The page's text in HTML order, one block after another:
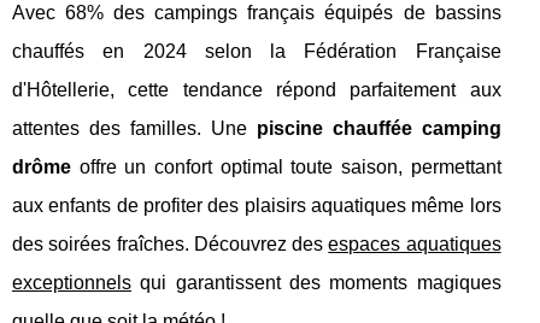
Avec 68% des campings français équipés de bassins
chauffés en 2024 selon la Fédération Française
d'Hôtellerie, cette tendance répond parfaitement aux
attentes des familles. Une piscine chauffée camping
drôme offre un confort optimal toute saison, permettant
aux enfants de profiter des plaisirs aquatiques même lors
des soirées fraîches. Découvrez desespaces aquatiques
exceptionnels qui garantissent des moments magiques